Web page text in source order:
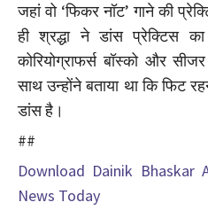
जहां वो ‘फिकर नॉट’ गाने की
ही श्रद्धा ने डांस प्रेक्टिस
कोरियोग्राफर्स बॉस्को और
साथ उन्होंने बताया था कि फिट
डांस है।
##
Download Dainik
News Today